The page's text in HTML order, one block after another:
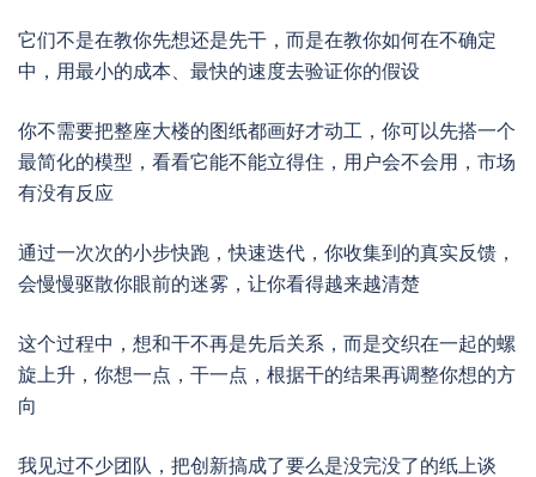
它们不是在教你先想还是先干，而是在教你如何在不确定
中，用最小的成本、最快的速度去验证你的假设
你不需要把整座大楼的图纸都画好才动工，你可以先搭一个
最简化的模型，看看它能不能立得住，用户会不会用，市场
有没有反应
通过一次次的小步快跑，快速迭代，你收集到的真实反馈，
会慢慢驱散你眼前的迷雾，让你看得越来越清楚
这个过程中，想和干不再是先后关系，而是交织在一起的螺
旋上升，你想一点，干一点，根据干的结果再调整你想的方
向
我见过不少团队，把创新搞成了要么是没完没了的纸上谈